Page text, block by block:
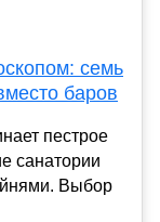
семь
баров
пестрое
санатории
Выбор